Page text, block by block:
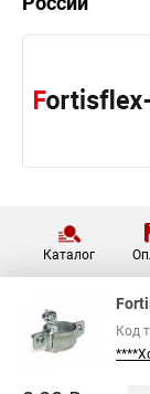
Комплект
Хомут для
Хомуты ф50
Дюбель хомуты
Fortisflex хомут
Муфты хомуты
Хомут для
Каталог
Код